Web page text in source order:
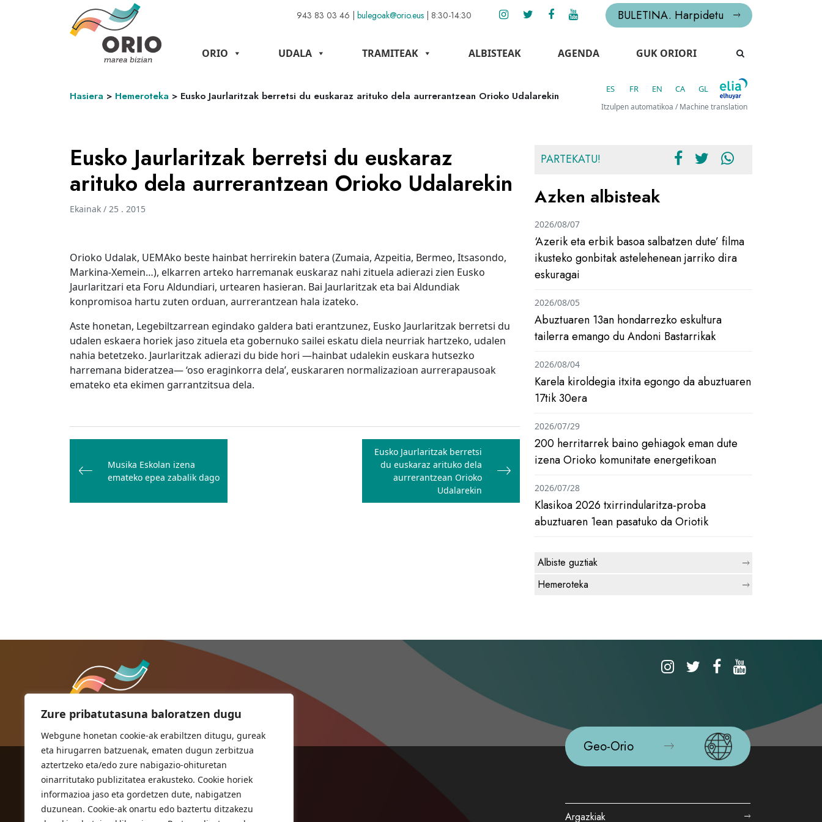
Zure pribatutasuna baloratzen dugu
Webgune honetan cookie-ak erabiltzen ditugu, gureak
eta hirugarren batzuenak, ematen dugun zerbitzua
aztertzeko eta/edo zure nabigazio-ohituretan
oinarritutako publizitatea erakusteko. Cookie horiek
informazioa jaso eta gordetzen dute, nabigatzen
duzunean. Cookie-ak onartu edo baztertu ditzakezu
943 83 03 46 | bulegoak@orio.eus | 8:30-14:30 BULETINA. Harpidetu
ORIO UDALA TRAMITEAK ALBISTEAK AGENDA GUK ORIORI
Hasiera > Hemeroteka > Eusko Jaurlaritzak berretsi du euskaraz arituko dela aurrerantzean Orioko Udalarekin
ES FR EN CA GL
Itzulpen automatikoa / Machine translation
Eusko Jaurlaritzak berretsi du euskaraz
arituko dela aurrerantzean Orioko Udalarekin
Ekainak / 25 . 2015
Orioko Udalak, UEMAko beste hainbat herrirekin batera (Zumaia, Azpeitia, Bermeo, Itsasondo,
Markina-Xemein…), elkarren arteko harremanak euskaraz nahi zituela adierazi zien Eusko
Jaurlaritzari eta Foru Aldundiari, urtearen hasieran. Bai Jaurlaritzak eta bai Aldundiak
konpromisoa hartu zuten orduan, aurrerantzean hala izateko.
Aste honetan, Legebiltzarrean egindako galdera bati erantzunez, Eusko Jaurlaritzak berretsi du
udalen eskaera horiek jaso zituela eta gobernuko sailei eskatu diela neurriak hartzeko, udalen
nahia betetzeko. Jaurlaritzak adierazi du bide hori —hainbat udalekin euskara hutsezko
harremana bideratzea— ‘oso eraginkorra dela’, euskararen normalizazioan aurrerapausoak
emateko eta ekimen garrantzitsua dela.
Bidalketetan
zehar
nabigatu
Musika Eskolan izena
emateko epea zabalik dago
Eusko Jaurlaritzak berretsi
du euskaraz arituko dela
aurrerantzean Orioko
Udalarekin
PARTEKATU!
Azken albisteak
‘Azerik eta erbik basoa salbatzen dute’ filma
ikusteko gonbitak astelehenean jarriko dira
eskuragai
2026/08/07
Abuztuaren 13an hondarrezko eskultura
tailerra emango du Andoni Bastarrikak
2026/08/05
Karela kiroldegia itxita egongo da abuztuaren
17tik 30era
2026/08/04
200 herritarrek baino gehiagok eman dute
izena Orioko komunitate energetikoan
2026/07/29
Klasikoa 2026 txirrindularitza-proba
abuztuaren 1ean pasatuko da Oriotik
2026/07/28
Albiste guztiak
Hemeroteka
Geo-Orio
Argazkiak
ORIOKO UDALA
Herriko plaza,1
20810 Orio (Gipuzkoa)
T. 943 83 03 46